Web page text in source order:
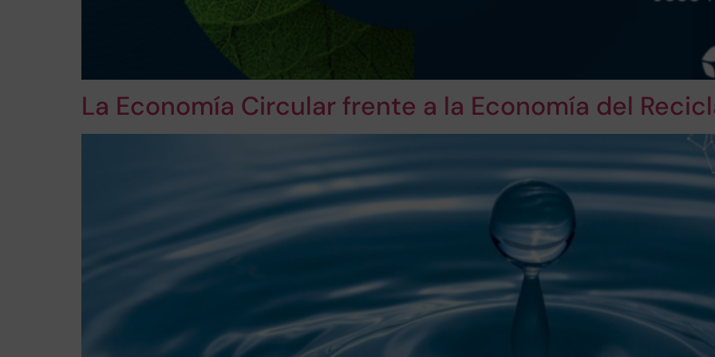
La Economía Circular frente a la Economía del